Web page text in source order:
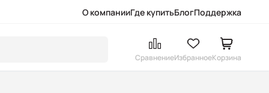
О компанииГде купитьБлогПоддержка
СравнениеИзбранноеКорзина